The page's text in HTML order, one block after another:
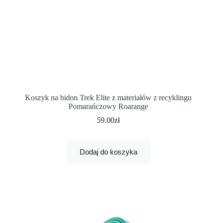
Koszyk na bidon Trek Elite z materiałów z recyklingu
Pomarańczowy Roarange
59.00zł
Dodaj do koszyka